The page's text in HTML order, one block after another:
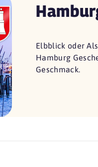
Elbblick oder
Hamburg
Geschmack.